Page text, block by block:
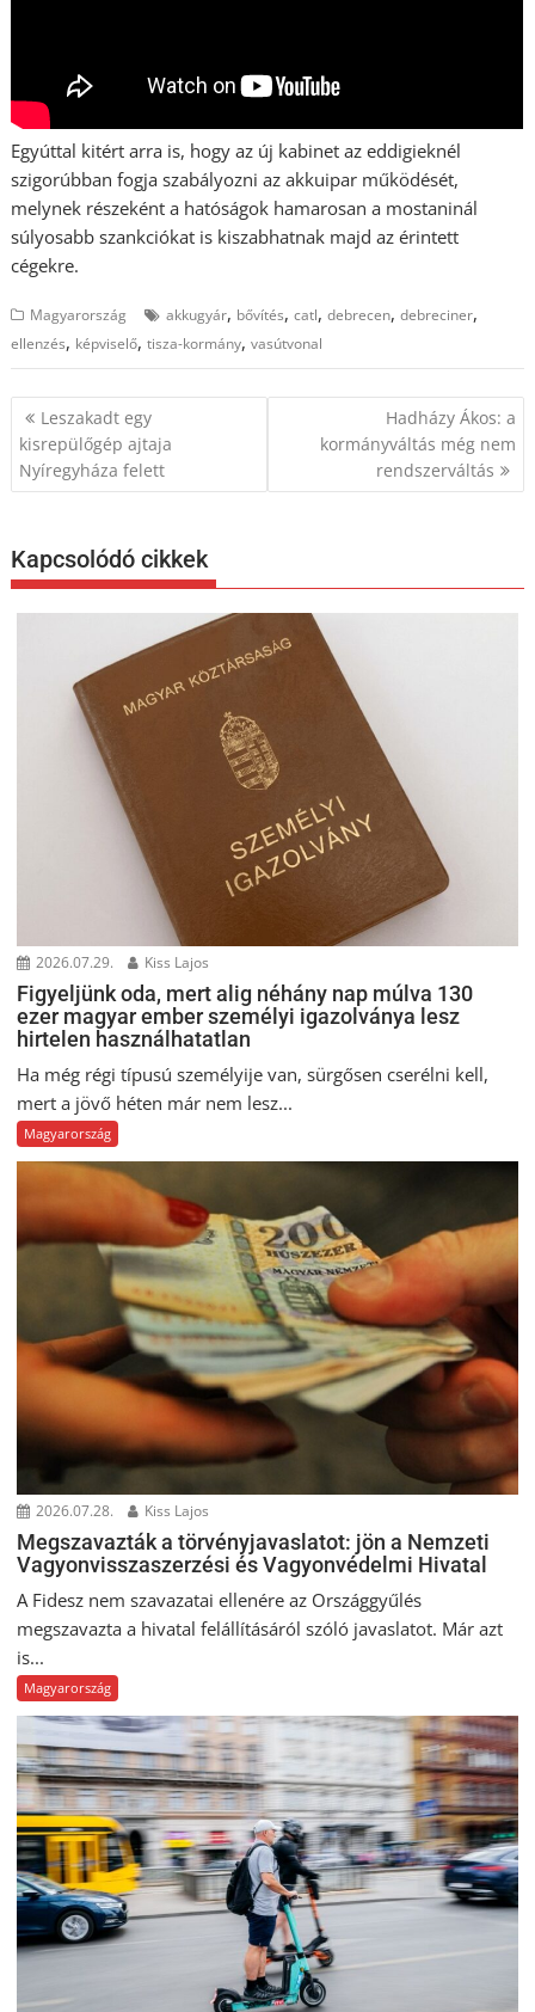
Egyúttal kitért arra is, hogy az új kabinet az eddigieknél
szigorúbban fogja szabályozni az akkuipar működését,
melynek részeként a hatóságok hamarosan a mostaninál
súlyosabb szankciókat is kiszabhatnak majd az érintett
cégekre.
Magyarország akkugyár, bővítés,catl,debrecen,debreciner,
ellenzés, képviselő,tisza-kormány,vasútvonal
Bejegyzés
navigáció
Leszakadt egy
kisrepülőgép ajtaja
Nyíregyháza felett
Hadházy Ákos: a
kormányváltás még nem
rendszerváltás
Kapcsolódó cikkek
2026.07.29. Kiss Lajos
Figyeljünk oda, mert alig néhány nap múlva 130
ezer magyar ember személyi igazolványa lesz
hirtelen használhatatlan
Ha még régi típusú személyije van, sürgősen cserélni kell,
mert a jövő héten már nem lesz...
Magyarország
2026.07.28. Kiss Lajos
Megszavazták a törvényjavaslatot: jön a Nemzeti
Vagyonvisszaszerzési és Vagyonvédelmi Hivatal
A Fidesz nem szavazatai ellenére az Országgyűlés
megszavazta a hivatal felállításáról szóló javaslatot. Már azt
is...
Magyarország